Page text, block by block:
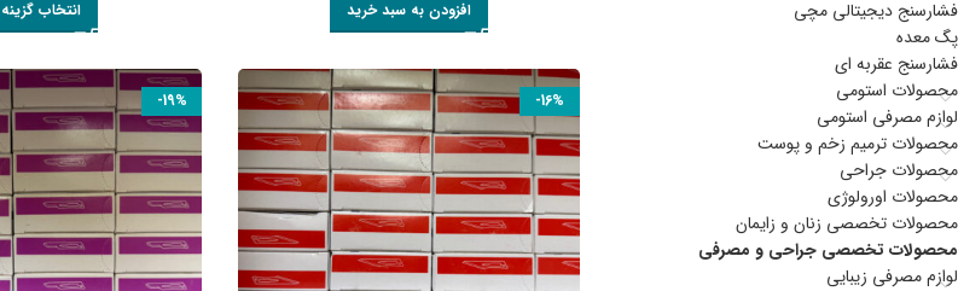
فشارسنج دیجیتالی مچی
پگ معده
فشارسنج عقربه ای
محصولات استومی
لوازم مصرفی استومی
محصولات ترمیم زخم و پوست
محصولات جراحی
محصولات اورولوژی
محصولات تخصصی زنان و زایمان
محصولات تخصصی جراحی و مصرفی
لوازم مصرفی زیبایی
افزودن به سبد خرید انتخاب
-16%
-19%